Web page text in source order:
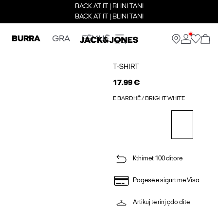
BACK AT IT | BLINI TANI
BACK AT IT | BLINI TANI
BURRA GRA FËMIJË
T-SHIRT
17.99 €
E BARDHË / BRIGHT WHITE
Kthimet 100 ditore
Pagesë e sigurt me Visa
Artikuj të rinj çdo ditë